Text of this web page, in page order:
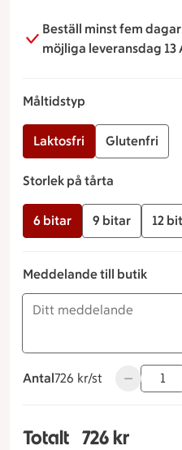
Beställ minst fem
möjliga leveransdag 13
Måltidstyp
Laktosfri Glutenfri
Storlek på tårta
6 bitar 9 bitar 12
Meddelande till butik
Antal
726 kronor styck
726 kr/st Använd
Totalt Totalt 1 stycken
726 kr